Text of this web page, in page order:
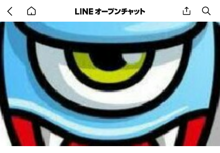
back
to
home
share